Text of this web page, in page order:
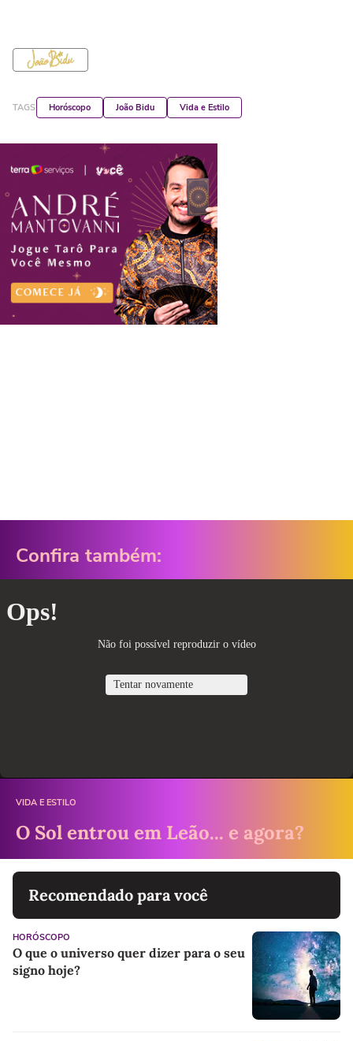
TAGS Horóscopo João Bidu Vida e Estilo
Confira também:
VIDA E ESTILO
O Sol entrou em Leão... e agora?
Recomendado para você
HORÓSCOPO
O que o universo quer dizer para o seu
signo hoje?